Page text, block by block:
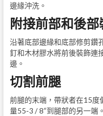
邊緣沖洗。
附接前部和後部
沿著底部邊緣和底部修剪鑽
釘和木材膠水將前後裝飾連
邊。
切割前腿
前腿的末端，帶狀者在15度
量55-3 / 8“到腿部的另一端